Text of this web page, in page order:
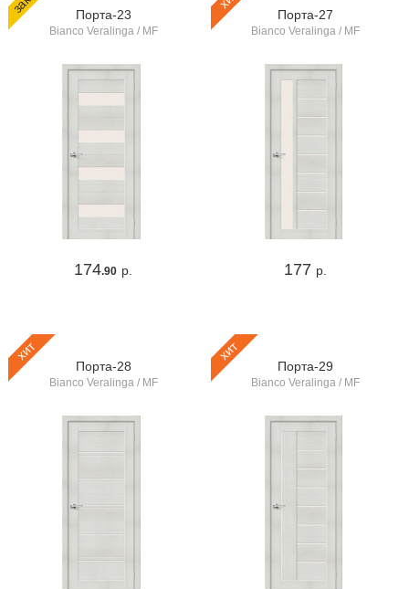
Порта-23
Bianco Veralinga / MF
174.90 р.
Порта-27
Bianco Veralinga / MF
177 р.
хит
Порта-28
Bianco Veralinga / MF
хит
Порта-29
Bianco Veralinga / MF